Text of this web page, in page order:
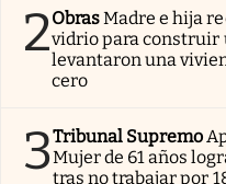
2ObrasMadre e hija
vidrio para construir
levantaron una
cero
3Tribunal Supremo
Mujer de 61 años
tras no trabajar por